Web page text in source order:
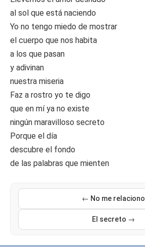
al sol que está naciendo
Yo no tengo miedo de mostrar
el cuerpo que nos habita
a los que pasan
y adivinan
nuestra miseria
Faz a rostro yo te digo
que en mí ya no existe
ningún maravilloso secreto
Porque el día
descubre el fondo
de las palabras que mienten
← No me relaciono
El secreto →